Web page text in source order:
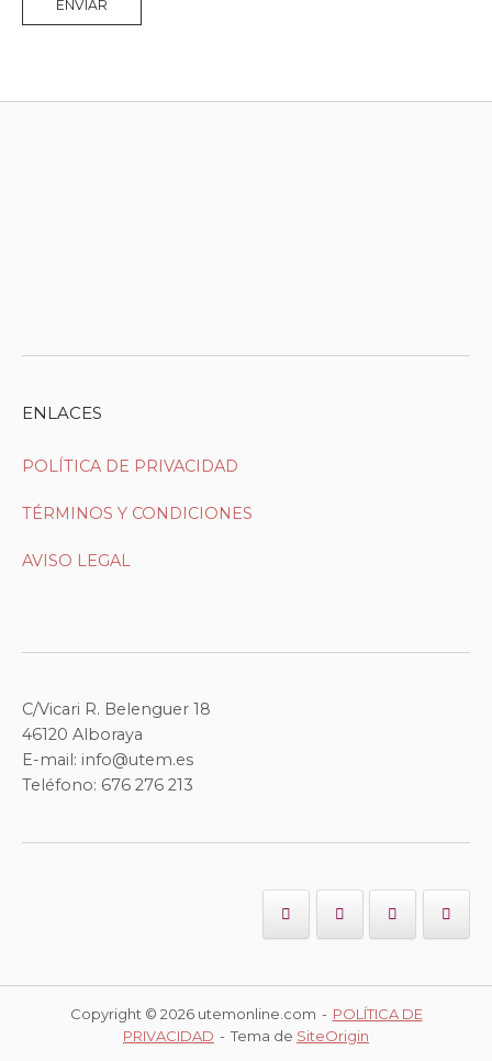
ENLACES
POLÍTICA DE PRIVACIDAD
TÉRMINOS Y CONDICIONES
AVISO LEGAL
C/Vicari R. Belenguer 18
46120 Alboraya
E-mail: info@utem.es
Teléfono: 676 276 213
Copyright © 2026 utemonline.com
POLÍTICA DE
PRIVACIDAD
Tema de SiteOrigin